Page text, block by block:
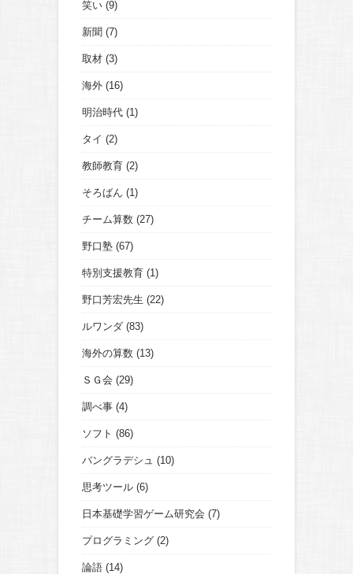
笑い (9)
新聞 (7)
取材 (3)
海外 (16)
明治時代 (1)
タイ (2)
教師教育 (2)
そろばん (1)
チーム算数 (27)
野口塾 (67)
特別支援教育 (1)
野口芳宏先生 (22)
ルワンダ (83)
海外の算数 (13)
ＳＧ会 (29)
調べ事 (4)
ソフト (86)
バングラデシュ (10)
思考ツール (6)
日本基礎学習ゲーム研究会 (7)
プログラミング (2)
論語 (14)